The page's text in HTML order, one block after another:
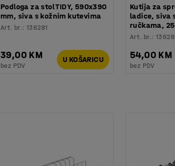
Podloga za stol TIDY, 590x390
mm, siva s kožnim kutevima
Art. br.:136281
39,00 KM
bez PDV
U KOŠARICU
Kutija za
ladice, siva
ručkama,
Art. br.:
54,00 KM
bez PDV